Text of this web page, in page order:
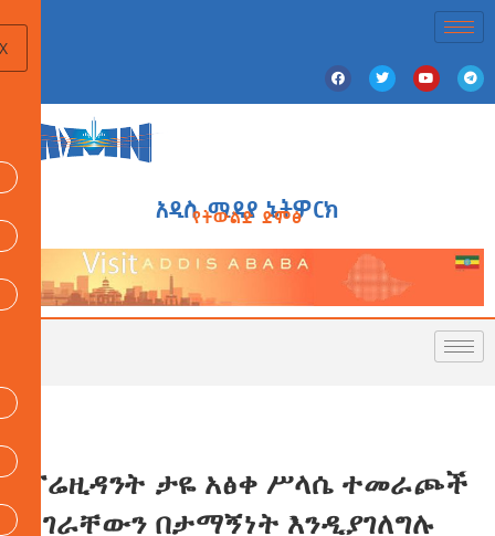
አዲስ ሚዲያ ኔትዎርክ
የትውልድ ድምፅ
ፕሬዚዳንት ታዬ አፅቀ ሥላሴ ተመራጮች
ሀገራቸውን በታማኝነት እንዲያገለግሉ